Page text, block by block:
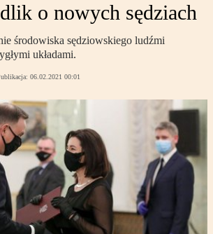
o nowych sędziach
środowiska sędziowskiego ludźmi
układami.
06.02.2021 00:01